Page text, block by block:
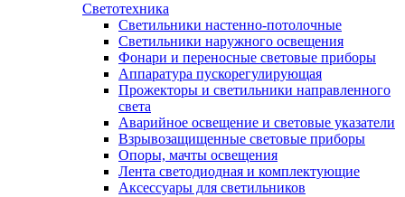
Светотехника
Светильники настенно-потолочные
Светильники наружного освещения
Фонари и переносные световые приборы
Аппаратура пускорегулирующая
Прожекторы и светильники направленного
света
Аварийное освещение и световые указатели
Взрывозащищенные световые приборы
Опоры, мачты освещения
Лента светодиодная и комплектующие
Аксессуары для светильников